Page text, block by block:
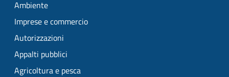
Ambiente
Imprese e commercio
Autorizzazioni
Appalti pubblici
Agricoltura e pesca